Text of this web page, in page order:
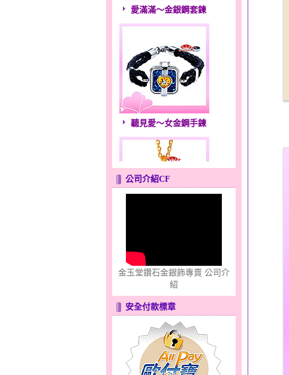
聽見愛～女金鋼手鍊
幸福溫暖～金銀鋼套鍊
公司介紹CF
金玉堂鑽石金銀飾專賣 公司介
紹
安全付款標章